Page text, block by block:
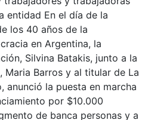
entidad En el día de la
los 40 años de la
en Argentina, la
Silvina Batakis, junto a la
Maria Barros y al titular de La
anunció la puesta en marcha
por $10.000
de banca personas y a